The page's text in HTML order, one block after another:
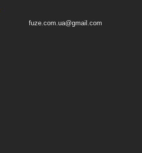
fuze.com.ua@gmail.com